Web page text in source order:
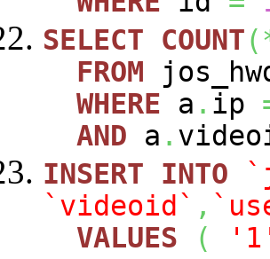
SELECT
COUNT(
FROM
WHERE a . ip
AND a .
INSERT
INTO
`videoid` ,
VALUES
(